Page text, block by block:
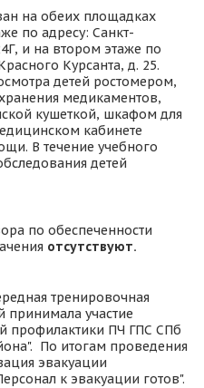
на обеих площадках
по адресу: Санкт-
и на втором этаже по
Курсанта, д. 25.
детей ростомером,
медикаментов,
кушеткой, шкафом для
кабинете
В течение учебного
детей
по обеспеченности
отсутствуют.
тренировочная
принимала участие
профилактики ПЧ ГПС СПб
По итогам проведения
эвакуации
к эвакуации готов".